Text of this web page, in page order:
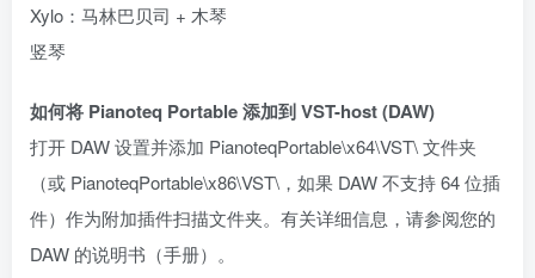
Xylo：马林巴贝司 + 木琴
竖琴
如何将 Pianoteq Portable 添加到 VST-host (DAW)
打开 DAW 设置并添加 PianoteqPortable\x64\VST\ 文件夹
（或 PianoteqPortable\x86\VST\，如果 DAW 不支持 64 位插
件）作为附加插件扫描文件夹。有关详细信息，请参阅您的
DAW 的说明书（手册）。